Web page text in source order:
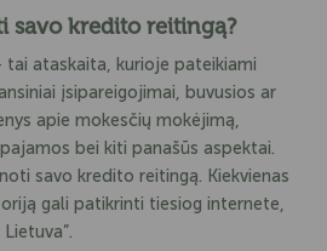
savo kredito reitingą?
tai ataskaita, kurioje pateikiami
įsipareigojimai, buvusios ar
apie mokesčių mokėjimą,
bei kiti panašūs aspektai.
savo kredito reitingą. Kiekvienas
gali patikrinti tiesiog internete,